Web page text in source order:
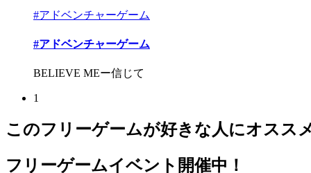
#アドベンチャーゲーム
#アドベンチャーゲーム
BELIEVE MEー信じて
1
このフリーゲームが好きな人にオスス
フリーゲームイベント開催中！